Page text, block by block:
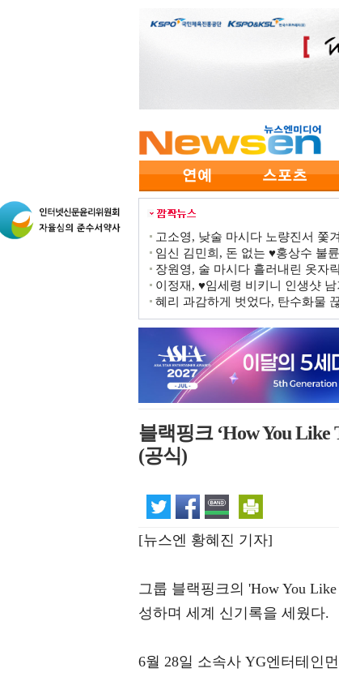
고소영, 낮술 마시다 노량진서 쫓
임신 김민희, 돈 없는 ♥홍상수 불
장원영, 술 마시다 흘러내린 옷자
이정재, ♥임세령 비키니 인생샷
혜리 과감하게 벗었다, 탄수화물
블랙핑크 ‘How You
(공식)
[뉴스엔 황혜진 기자]
그룹 블랙핑크의 'How You
성하며 세계 신기록을 세웠다.
6월 28일 소속사 YG엔터테인